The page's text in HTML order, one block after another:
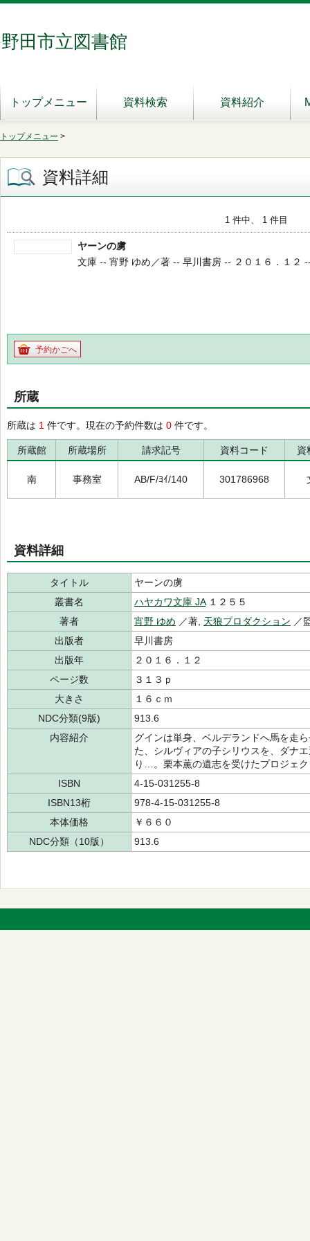
野田市立図書館
トップメニュー 資料検索 資料紹介
トップメニュー >
資料詳細
1 件中、 1 件目
ヤーンの虜
文庫 -- 宵野 ゆめ／著 -- 早川書房 -- ２０１６．１２
予約かごへ
所蔵
所蔵は 1 件です。現在の予約件数は 0 件です。
所蔵館 所蔵場所 請求記号 資料コード 資
南 事務室 AB/F/ﾖｲ/140 301786968
資料詳細
タイトル
ヤーンの虜
叢書名
ハヤカワ文庫 JA１２５５
著者
宵野 ゆめ ／著, 天狼プロダクション ／
出版者
早川書房
出版年
２０１６．１２
ページ数
３１３ｐ
大きさ
１６ｃｍ
NDC分類(9版)
913.6
内容紹介
グインは単身、ベルデランドへ馬を走
た、シルヴィアの子シリウスを、ダナ
り…。栗本薫の遺志を受けたプロジェ
ISBN
4-15-031255-8
ISBN13桁
978-4-15-031255-8
本体価格
￥６６０
NDC分類（10版）
913.6